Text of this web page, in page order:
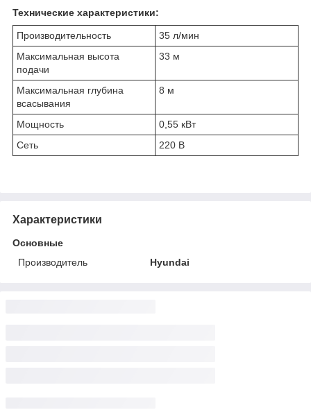
Технические характеристики:
Производительность
35 л/мин
Максимальная высота
подачи
33 м
Максимальная глубина
всасывания
8 м
Мощность
0,55 кВт
Сеть
220 В
Характеристики
Основные
Производитель
Hyundai